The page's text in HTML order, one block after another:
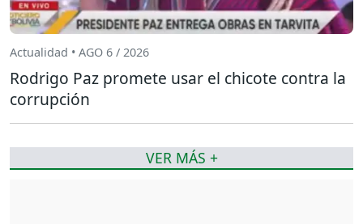
Actualidad • AGO 6 / 2026
Rodrigo Paz promete usar el chicote contra la
corrupción
VER MÁS +